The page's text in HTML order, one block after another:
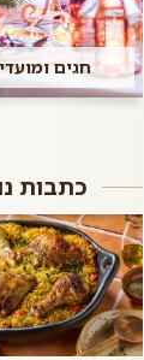
חגים
כתבות